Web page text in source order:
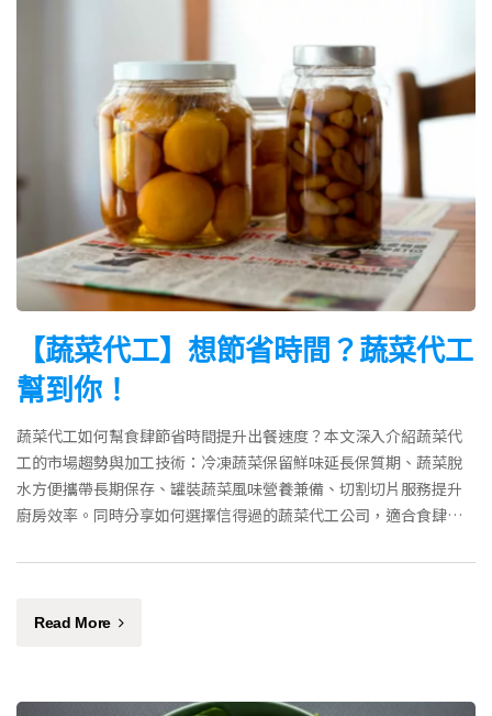
【蔬菜代工】想節省時間？蔬菜代工
幫到你！
蔬菜代工如何幫食肆節省時間提升出餐速度？本文深入介紹蔬菜代
工的市場趨勢與加工技術：冷凍蔬菜保留鮮味延長保質期、蔬菜脫
水方便攜帶長期保存、罐裝蔬菜風味營養兼備、切割切片服務提升
廚房效率。同時分享如何選擇信得過的蔬菜代工公司，適合食肆、
Read More